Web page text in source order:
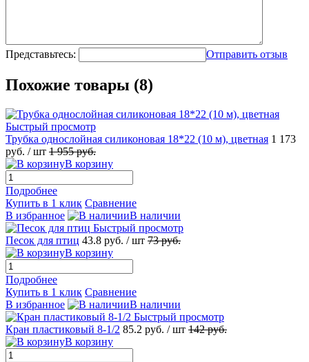
Представьтесь: Отправить отзыв
Похожие товары (8)
Быстрый просмотр
Трубка однослойная силиконовая 18*22 (10 м), цветная 1 173
руб. / шт 1 955руб.
В корзину
Подробнее
Купить в 1 клик Сравнение
В избранное
В наличии
Быстрый просмотр
Песок для птиц 43.8 руб. / шт 73руб.
В корзину
Подробнее
Купить в 1 клик Сравнение
В избранное
В наличии
Быстрый просмотр
Кран пластиковый 8-1/2 85.2 руб. / шт 142руб.
В корзину